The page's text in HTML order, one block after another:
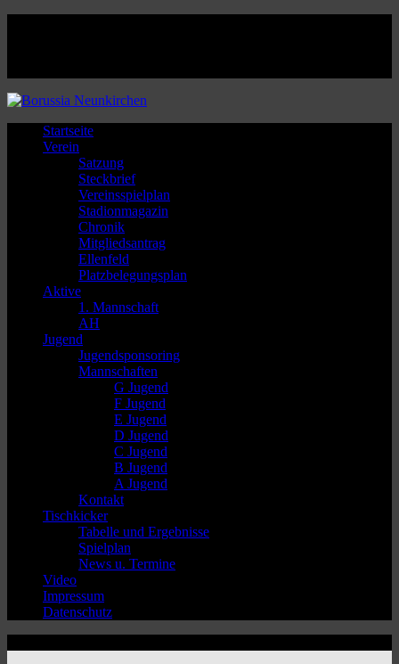
Startseite
Verein
Satzung
Steckbrief
Vereinsspielplan
Stadionmagazin
Chronik
Mitgliedsantrag
Ellenfeld
Platzbelegungsplan
Aktive
1. Mannschaft
AH
Jugend
Jugendsponsoring
Mannschaften
G Jugend
F Jugend
E Jugend
D Jugend
C Jugend
B Jugend
A Jugend
Kontakt
Tischkicker
Tabelle und Ergebnisse
Spielplan
News u. Termine
Video
Impressum
Datenschutz